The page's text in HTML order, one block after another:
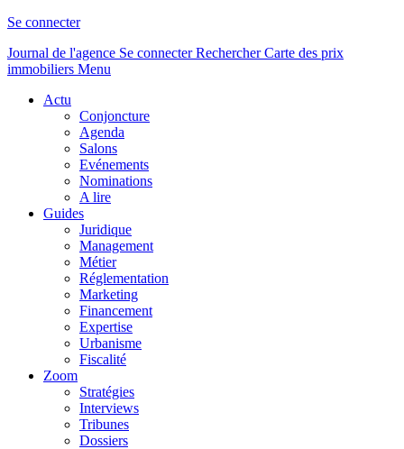
Se connecter
Journal de l'agence Se connecterRechercher Carte des prix
immobiliers Menu
Actu
Conjoncture
Agenda
Salons
Evénements
Nominations
A lire
Guides
Juridique
Management
Métier
Réglementation
Marketing
Financement
Expertise
Urbanisme
Fiscalité
Zoom
Stratégies
Interviews
Tribunes
Dossiers